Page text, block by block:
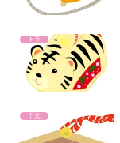
トラ
干支